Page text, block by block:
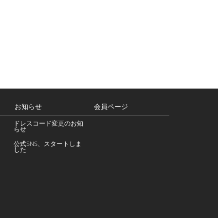
お知らせ
ドレスコード変更のお知
らせ
公式SNS、スタートしま
した
会員ページ